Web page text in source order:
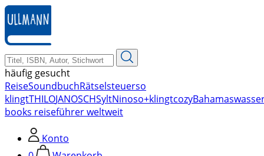
zum
Hauptinhalt
springen
häufig gesucht
ReiseSoundbuchRätselsteuerso
klingtTHILOJANOSCHSyltNinoso+klingtcozyBahamas
books reiseführer weltweit
Konto